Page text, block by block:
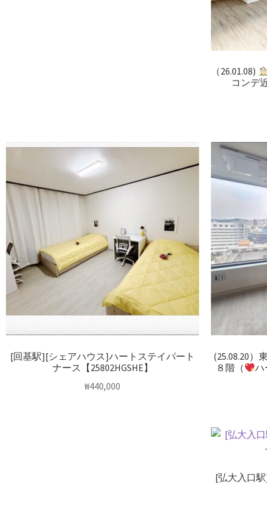
（26.01.08)
コンデ
[回基駅][シェアハウス]ハートステイパート
ナース【25802HGSHE】
₩440,000
(25.08.20）
８階（
ハ
[弘大入口